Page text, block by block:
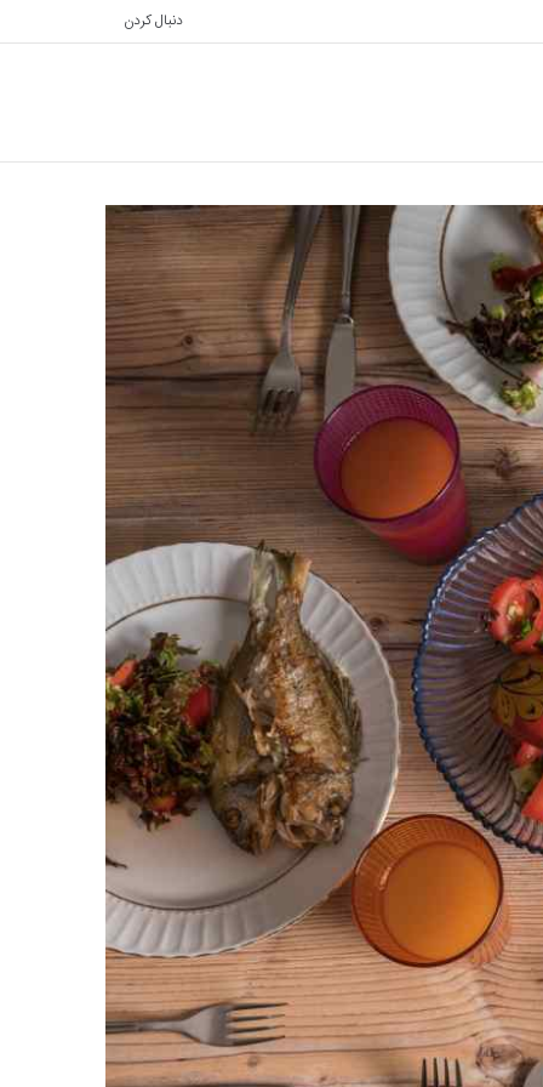
دنبال کردن
برایپوسته